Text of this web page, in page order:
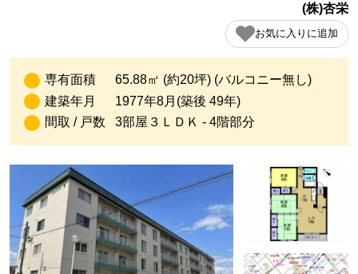
(株)杏栄
お気に入りに追加
専有面積 65.88㎡ (約20坪) (バルコニー無し)
建築年月
1977年8月(築後 49年)
間取 / 戸数
3部屋３ＬＤＫ - 4階部分